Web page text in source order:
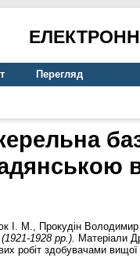
Перегляд
І. М., Прокудін Володимир
1928 рр.). Матеріали
робіт здобувачами